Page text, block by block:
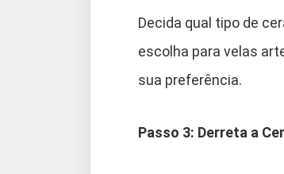
Decida qual tipo de
escolha para velas
sua preferência.
Passo 3: Derreta a